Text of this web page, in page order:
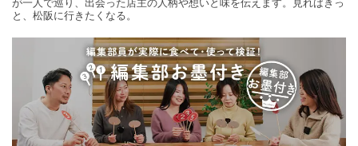
と、松阪に行きたくなる。